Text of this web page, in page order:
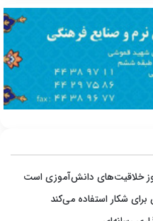
خلاقیت‌های دانش‌آموزی است
شکار استفاده می‌کند